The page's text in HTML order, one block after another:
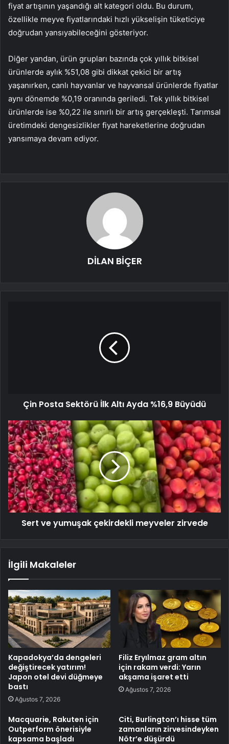
fiyat artışının yaşandığı alt kategori oldu. Bu durum,
özellikle meyve fiyatlarındaki hızlı yükselişin tüketiciye
doğrudan yansıyabileceğini gösteriyor.
Diğer yandan, ürün grupları bazında çok yıllık bitkisel
ürünlerde aylık %51,08 gibi dikkat çekici bir artış
yaşanırken, canlı hayvanlar ve hayvansal ürünlerde fiyatlar
aynı dönemde %0,19 oranında geriledi. Tek yıllık bitkisel
ürünlerde ise %0,22 ile sınırlı bir artış gerçekleşti. Tarımsal
üretimdeki dengesizlikler fiyat hareketlerine doğrudan
yansımaya devam ediyor.
DİLAN BİÇER
Çin Posta Sektörü İlk Altı Ayda %16,9 Büyüdü
Sert ve yumuşak çekirdekli meyveler zirvede
İlgili Makaleler
Kapadokya’da dengeleri
değiştirecek yatırım!
Japon otel devi düğmeye
bastı
Ağustos 7, 2026
Filiz Eryılmaz gram altın
için rakam verdi: Yarın
akşama işaret etti
Ağustos 7, 2026
Macquarie, Rakuten için
Outperform önerisiyle
kapsama başladı
Citi, Burlington’ı hisse tüm
zamanların zirvesindeyken
Nötr’e düşürdü